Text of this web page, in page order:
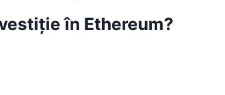
în Ethereum?